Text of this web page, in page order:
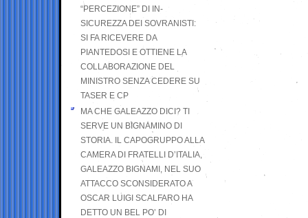
“PERCEZIONE” DI IN-
SICUREZZA DEI SOVRANISTI:
SI FA RICEVERE DA
PIANTEDOSI E OTTIENE LA
COLLABORAZIONE DEL
MINISTRO SENZA CEDERE SU
TASER E CP
MA CHE GALEAZZO DICI? TI
SERVE UN BIGNAMINO DI
STORIA. IL CAPOGRUPPO ALLA
CAMERA DI FRATELLI D’ITALIA,
GALEAZZO BIGNAMI, NEL SUO
ATTACCO SCONSIDERATO A
OSCAR LUIGI SCALFARO HA
DETTO UN BEL PO’ DI